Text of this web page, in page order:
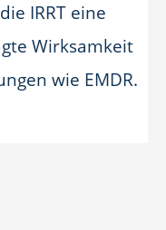
IRRT eine
Wirksamkeit
wie EMDR.